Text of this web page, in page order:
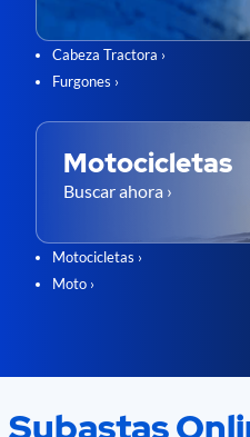
Cabeza Tractora ›
Furgones ›
Motocicletas
Buscar ahora ›
Motocicletas ›
Moto ›
Subastas